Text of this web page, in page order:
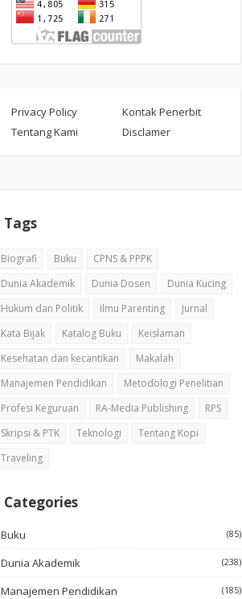
Privacy Policy
Kontak Penerbit
Tentang Kami
Disclamer
Tags
Biografi Buku
CPNS & PPPK
Dunia Akademik
Dunia Dosen
Dunia Kucing
Hukum dan Politik
Ilmu Parenting
Jurnal
Kata Bijak
Katalog Buku
Keislaman
Kesehatan dan kecantikan
Makalah
Manajemen Pendidikan
Metodologi Penelitian
Profesi Keguruan
RA-Media Publishing
RPS
Skripsi & PTK
Teknologi
Tentang Kopi
Traveling
Categories
Buku (85)
Dunia Akademik (238)
Manajemen Pendidikan (185)